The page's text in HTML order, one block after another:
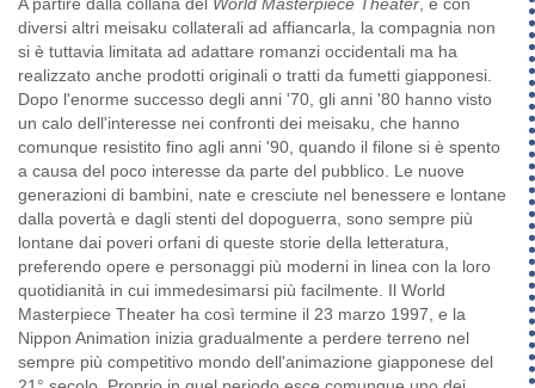
diversi altri meisaku collaterali ad affiancarla, la compagnia non
si è tuttavia limitata ad adattare romanzi occidentali ma ha
realizzato anche prodotti originali o tratti da fumetti giapponesi.
Dopo l'enorme successo degli anni '70, gli anni '80 hanno visto
un calo dell'interesse nei confronti dei meisaku, che hanno
comunque resistito fino agli anni '90, quando il filone si è spento
a causa del poco interesse da parte del pubblico. Le nuove
generazioni di bambini, nate e cresciute nel benessere e lontane
dalla povertà e dagli stenti del dopoguerra, sono sempre più
lontane dai poveri orfani di queste storie della letteratura,
preferendo opere e personaggi più moderni in linea con la loro
quotidianità in cui immedesimarsi più facilmente. Il World
Masterpiece Theater ha così termine il 23 marzo 1997, e la
Nippon Animation inizia gradualmente a perdere terreno nel
sempre più competitivo mondo dell'animazione giapponese del